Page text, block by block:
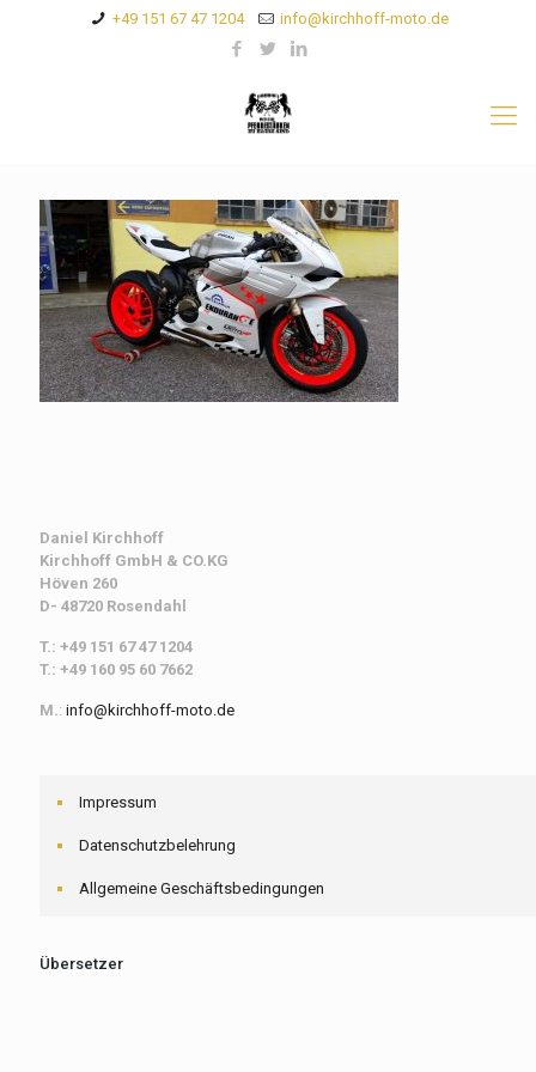
+49 151 67 47 1204 info@kirchhoff-moto.de
Daniel Kirchhoff
Kirchhoff GmbH & CO.KG
Höven 260
D- 48720 Rosendahl
T.: +49 151 67 47 1204
T.: +49 160 95 60 7662
M.: info@kirchhoff-moto.de
Impressum
Datenschutzbelehrung
Allgemeine Geschäftsbedingungen
Übersetzer